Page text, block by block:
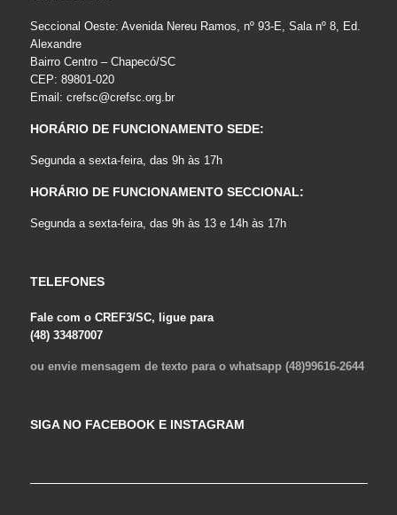
Seccional Oeste: Avenida Nereu Ramos, nº 93-E, Sala nº 8, Ed.
Alexandre
Bairro Centro – Chapecó/SC
CEP: 89801-020
Email: crefsc@crefsc.org.br
HORÁRIO DE FUNCIONAMENTO SEDE:
Segunda a sexta-feira, das 9h às 17h
HORÁRIO DE FUNCIONAMENTO SECCIONAL:
Segunda a sexta-feira, das 9h às 13 e 14h às 17h
TELEFONES
Fale com o CREF3/SC, ligue para
(48) 33487007
ou envie mensagem de texto para o whatsapp (48)99616-2644
SIGA NO FACEBOOK E INSTAGRAM